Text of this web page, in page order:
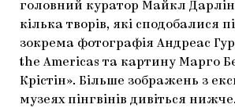
головний куратор Майкл
кілька творів, які сподобалися
зокрема фотографія Андреас
the Americas та картину Марго
Крістін». Більше зображень з
музеях пінгвінів дивіться нижче.